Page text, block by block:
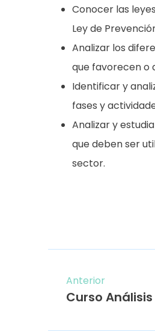
Conocer las
Ley de
Analizar los
que favorecen o
Identificar y
fases y
Analizar y
que deben ser
sector.
Anterior